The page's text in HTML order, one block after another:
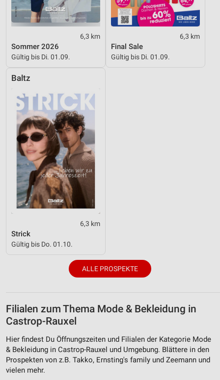
6,3 km
Sommer 2026
Gültig bis Di. 01.09.
6,3 km
Final Sale
Gültig bis Di. 01.09.
Baltz
6,3 km
Strick
Gültig bis Do. 01.10.
ALLE PROSPEKTE
Filialen zum Thema Mode & Bekleidung in
Castrop-Rauxel
Hier findest Du Öffnungszeiten und Filialen der Kategorie Mode
& Bekleidung in Castrop-Rauxel und Umgebung. Blättere in den
Prospekten von z.B. Takko, Ernsting's family und Zeemann und
vielen mehr.